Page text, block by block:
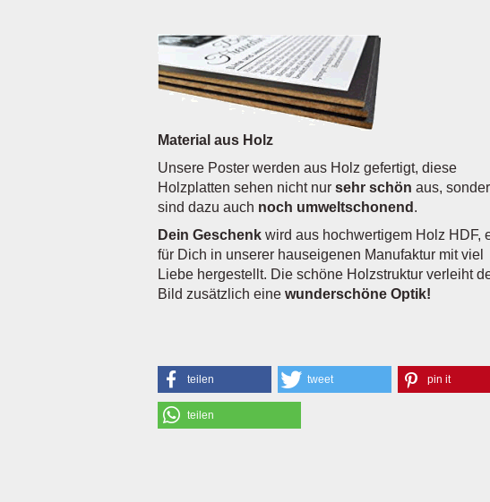
Material aus Holz
Unsere Poster werden aus Holz gefertigt, diese
Holzplatten sehen nicht nursehr schön aus,
sind dazu auch noch umweltschonend .
Dein Geschenk wird aus hochwertigem Holz HDF,
für Dich in unserer hauseigenen Manufaktur mit viel
Liebe hergestellt. Die schöne Holzstruktur verleiht
Bild zusätzlich einewunderschöne Optik!
teilen tweet pin it
teilen